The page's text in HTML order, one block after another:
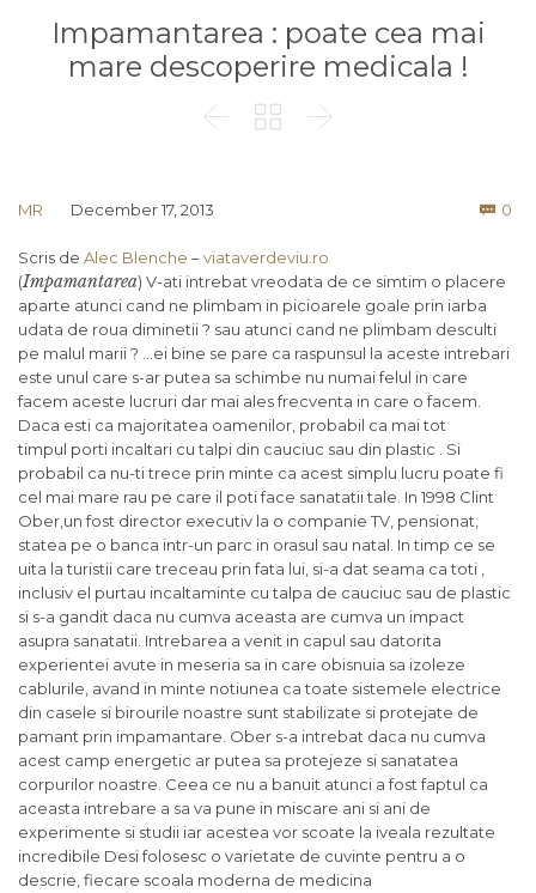
Impamantarea : poate cea mai
mare descoperire medicala !
  
MR December 17, 2013  0
Scris de Alec Blenche –viataverdeviu.ro
(Impamantarea) V-ati intrebat vreodata de ce simtim o placere
aparte atunci cand ne plimbam in picioarele goale prin iarba
udata de roua diminetii ? sau atunci cand ne plimbam desculti
pe malul marii ? …ei bine se pare ca raspunsul la aceste intrebari
este unul care s-ar putea sa schimbe nu numai felul in care
facem aceste lucruri dar mai ales frecventa in care o facem.
Daca esti ca majoritatea oamenilor, probabil ca mai tot
timpul porti incaltari cu talpi din cauciuc sau din plastic . Si
probabil ca nu-ti trece prin minte ca acest simplu lucru poate fi
cel mai mare rau pe care il poti face sanatatii tale. In 1998 Clint
Ober,un fost director executiv la o companie TV, pensionat,
statea pe o banca intr-un parc in orasul sau natal. In timp ce se
uita la turistii care treceau prin fata lui, si-a dat seama ca toti ,
inclusiv el purtau incaltaminte cu talpa de cauciuc sau de plastic
si s-a gandit daca nu cumva aceasta are cumva un impact
asupra sanatatii. Intrebarea a venit in capul sau datorita
experientei avute in meseria sa in care obisnuia sa izoleze
cablurile, avand in minte notiunea ca toate sistemele electrice
din casele si birourile noastre sunt stabilizate si protejate de
pamant prin impamantare. Ober s-a intrebat daca nu cumva
acest camp energetic ar putea sa protejeze si sanatatea
corpurilor noastre. Ceea ce nu a banuit atunci a fost faptul ca
aceasta intrebare a sa va pune in miscare ani si ani de
experimente si studii iar acestea vor scoate la iveala rezultate
incredibile Desi folosesc o varietate de cuvinte pentru a o
descrie, fiecare scoala moderna de medicina